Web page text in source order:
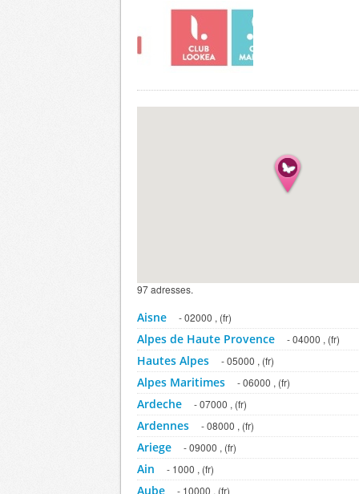
97 adresses.
Aisne - 02000 , (fr)
Alpes de Haute Provence - 04000 , (fr)
Hautes Alpes - 05000 , (fr)
Alpes Maritimes - 06000 , (fr)
Ardeche - 07000 , (fr)
Ardennes - 08000 , (fr)
Ariege - 09000 , (fr)
Ain - 1000 , (fr)
Aube - 10000 , (fr)